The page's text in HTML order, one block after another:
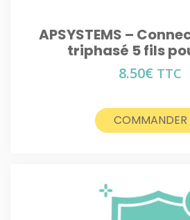
APSYSTEMS –
triphasé 5 fils
8.50€ TTC
COMMANDER